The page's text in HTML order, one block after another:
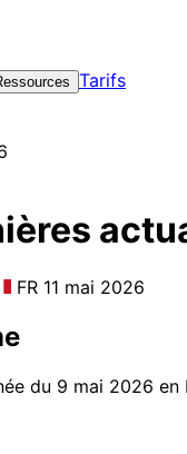
Tarifs
FR 11 mai 2026
du 9 mai 2026 en